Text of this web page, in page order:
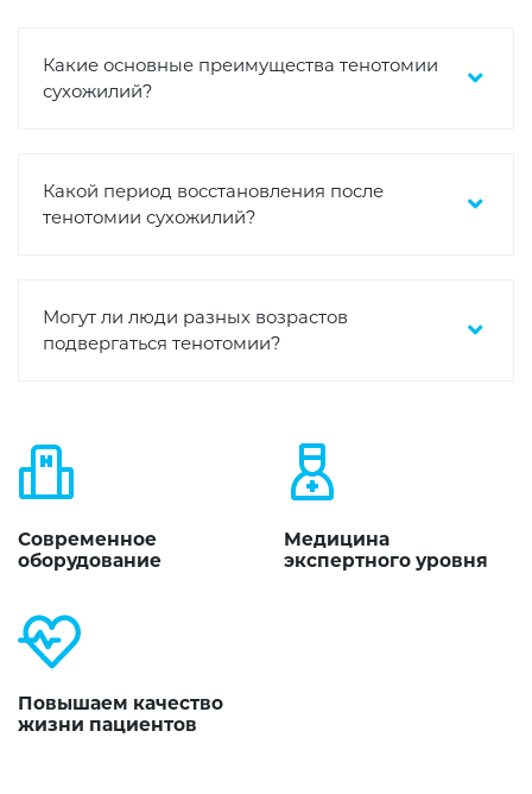
Какие основные преимущества тенотомии
сухожилий?
Какой период восстановления после
тенотомии сухожилий?
Могут ли люди разных возрастов
подвергаться тенотомии?
Современное
оборудование
Медицина
экспертного уровня
Повышаем качество
жизни пациентов